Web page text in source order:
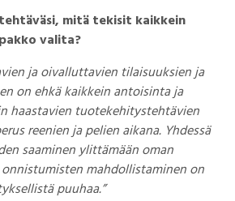
mitä tekisit kaikkein
valita?
ja oivalluttavien tilaisuuksien ja
on ehkä kaikkein antoisinta ja
haastavien tuotekehitystehtävien
reenien ja pelien aikana. Yhdessä
saaminen ylittämään oman
mahdollistaminen on
puuhaa.”